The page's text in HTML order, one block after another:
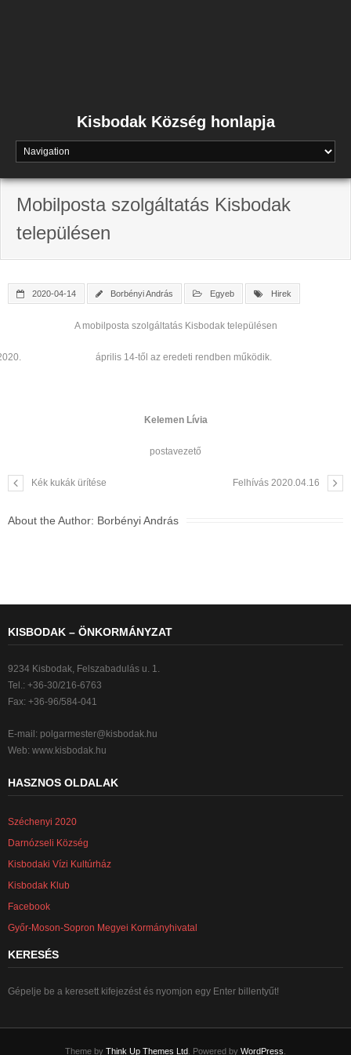
Kisbodak Község honlapja
Mobilposta szolgáltatás Kisbodak
településen
2020-04-14 Borbényi András Egyeb Hirek
A mobilposta szolgáltatás Kisbodak településen
április 14-től az eredeti rendben működik.
Kelemen Lívia
postavezető
Kék kukák ürítése Felhívás 2020.04.16
About the Author: Borbényi András
KISBODAK – ÖNKORMÁNYZAT
9234 Kisbodak, Felszabadulás u. 1.
Tel.: +36-30/216-6763
Fax: +36-96/584-041
E-mail: polgarmester@kisbodak.hu
Web: www.kisbodak.hu
HASZNOS OLDALAK
Széchenyi 2020
Darnózseli Község
Kisbodaki Vízi Kultúrház
Kisbodak Klub
Facebook
Győr-Moson-Sopron Megyei Kormányhivatal
KERESÉS
Gépelje be a keresett kifejezést és nyomjon egy Enter billentyűt!
Theme by Think Up Themes Ltd . Powered by WordPress